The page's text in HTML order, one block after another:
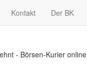
Kontakt Der BK
- Börsen-Kurier online